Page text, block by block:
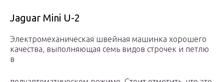
Jaguar Mini U-2
Электромеханическая швейная машинка хорошего
качества, выполняющая семь видов строчек и петлю
в